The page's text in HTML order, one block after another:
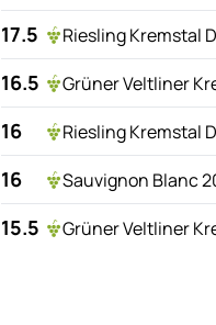
17.5 Riesling Kremstal
16.5 Grüner Veltliner
16 Riesling Kremstal
16 Sauvignon Blanc
15.5 Grüner Veltliner